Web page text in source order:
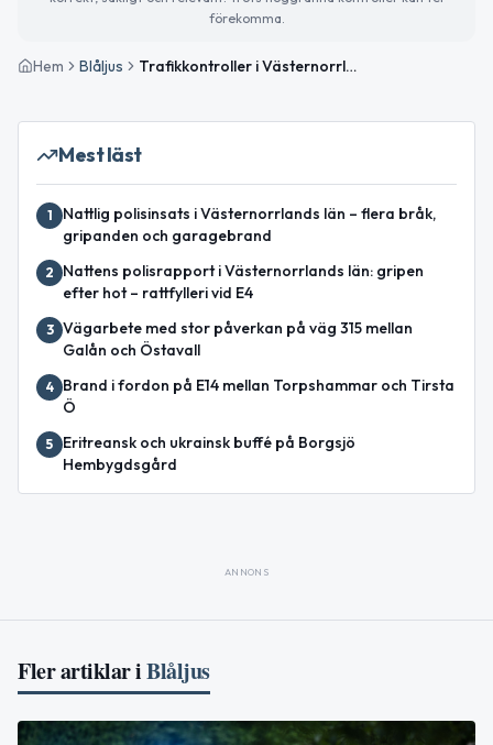
förekomma.
Hem Blåljus Trafikkontroller i Västernorrland – några hastighetsböter men inga nykterhetsanmärkningar
Mest läst
1
Nattlig polisinsats i Västernorrlands län – flera bråk,
gripanden och garagebrand
2
Nattens polisrapport i Västernorrlands län: gripen
efter hot – rattfylleri vid E4
3 Vägarbete med stor påverkan på väg 315 mellan
Galån och Östavall
4
Brand i fordon på E14 mellan Torpshammar och Tirsta
Ö
5
Eritreansk och ukrainsk buffé på Borgsjö
Hembygdsgård
ANNONS
Fler artiklar iBlåljus